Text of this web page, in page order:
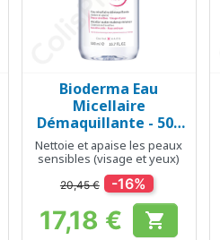
Aperçu rapide
Bioderma Eau
Micellaire
Démaquillante - 500
ml
Nettoie et apaise les peaux
sensibles (visage et yeux)
20,45 € -16%
Prix
17,18 € 